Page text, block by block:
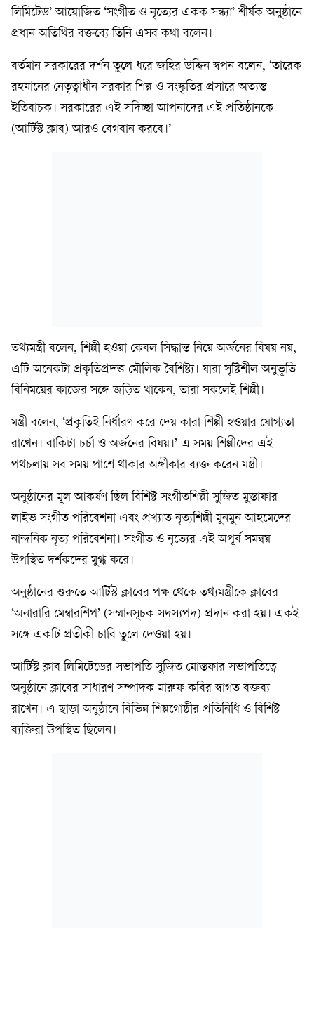
লিমিটেড’ আয়োজিত ‘সংগীত ও নৃত্যের একক সন্ধ্যা’ শীর্ষক অনুষ্ঠানে
প্রধান অতিথির বক্তব্যে তিনি এসব কথা বলেন।
বর্তমান সরকারের দর্শন তুলে ধরে জহির উদ্দিন স্বপন বলেন, ‘তারেক
রহমানের নেতৃত্বাধীন সরকার শিল্প ও সংস্কৃতির প্রসারে অত্যন্ত
ইতিবাচক। সরকারের এই সদিচ্ছা আপনাদের এই প্রতিষ্ঠানকে
(আর্টিস্ট ক্লাব) আরও বেগবান করবে।’
তথ্যমন্ত্রী বলেন, শিল্পী হওয়া কেবল সিদ্ধান্ত নিয়ে অর্জনের বিষয় নয়,
এটি অনেকটা প্রকৃতিপ্রদত্ত মৌলিক বৈশিষ্ট্য। যারা সৃষ্টিশীল অনুভূতি
বিনিময়ের কাজের সঙ্গে জড়িত থাকেন, তারা সকলেই শিল্পী।
মন্ত্রী বলেন, ‘প্রকৃতিই নির্ধারণ করে দেয় কারা শিল্পী হওয়ার যোগ্যতা
রাখেন। বাকিটা চর্চা ও অর্জনের বিষয়।’ এ সময় শিল্পীদের এই
পথচলায় সব সময় পাশে থাকার অঙ্গীকার ব্যক্ত করেন মন্ত্রী।
অনুষ্ঠানের মূল আকর্ষণ ছিল বিশিষ্ট সংগীতশিল্পী সুজিত মুস্তাফার
লাইভ সংগীত পরিবেশনা এবং প্রখ্যাত নৃত্যশিল্পী মুনমুন আহমেদের
নান্দনিক নৃত্য পরিবেশনা। সংগীত ও নৃত্যের এই অপূর্ব সমন্বয়
উপস্থিত দর্শকদের মুগ্ধ করে।
অনুষ্ঠানের শুরুতে আর্টিস্ট ক্লাবের পক্ষ থেকে তথ্যমন্ত্রীকে ক্লাবের
‘অনারারি মেম্বারশিপ’ (সম্মানসূচক সদস্যপদ) প্রদান করা হয়। একই
সঙ্গে একটি প্রতীকী চাবি তুলে দেওয়া হয়।
আর্টিস্ট ক্লাব লিমিটেডের সভাপতি সুজিত মোস্তফার সভাপতিত্বে
অনুষ্ঠানে ক্লাবের সাধারণ সম্পাদক মারুফ কবির স্বাগত বক্তব্য
রাখেন। এ ছাড়া অনুষ্ঠানে বিভিন্ন শিল্পগোষ্ঠীর প্রতিনিধি ও বিশিষ্ট
ব্যক্তিরা উপস্থিত ছিলেন।